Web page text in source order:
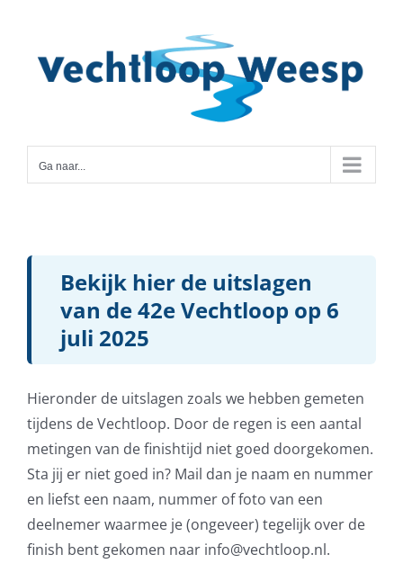
inhoud
Ga naar...
Bekijk hier de uitslagen
van de 42e Vechtloop op 6
juli 2025
Hieronder de uitslagen zoals we hebben gemeten
tijdens de Vechtloop. Door de regen is een aantal
metingen van de finishtijd niet goed doorgekomen.
Sta jij er niet goed in? Mail dan je naam en nummer
en liefst een naam, nummer of foto van een
deelnemer waarmee je (ongeveer) tegelijk over de
finish bent gekomen naar info@vechtloop.nl.